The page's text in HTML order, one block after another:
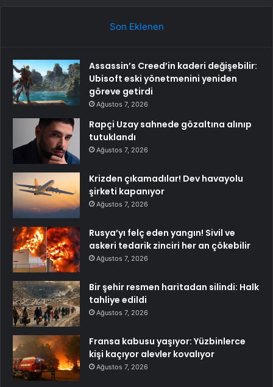
Son Eklenen
Assassin’s Creed’in kaderi değişebilir:
Ubisoft eski yönetmenini yeniden
göreve getirdi
Ağustos 7, 2026
Rapçi Uzay sahnede gözaltına alınıp
tutuklandı
Ağustos 7, 2026
Krizden çıkamadılar! Dev havayolu
şirketi kapanıyor
Ağustos 7, 2026
Rusya’yı felç eden yangın! Sivil ve
askeri tedarik zinciri her an çökebilir
Ağustos 7, 2026
Bir şehir resmen haritadan silindi: Halk
tahliye edildi
Ağustos 7, 2026
Fransa kabusu yaşıyor: Yüzbinlerce
kişi kaçıyor alevler kovalıyor
Ağustos 7, 2026